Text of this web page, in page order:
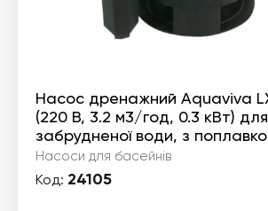
Насос дренажний Aquaviva
(220 В, 3.2 м3/год, 0.3 кВт) для
забрудненої води, з
Насоси для басейнів
Код: 24105